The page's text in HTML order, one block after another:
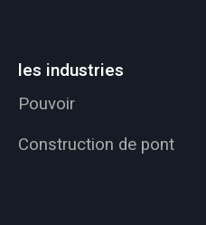
les industries
Pouvoir
Construction de pont